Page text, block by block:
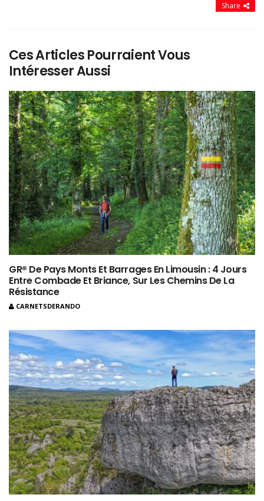
Share
Ces Articles Pourraient Vous
Intéresser Aussi
GR® De Pays Monts Et Barrages En Limousin : 4 Jours
Entre Combade Et Briance, Sur Les Chemins De La
Résistance
CARNETSDERANDO